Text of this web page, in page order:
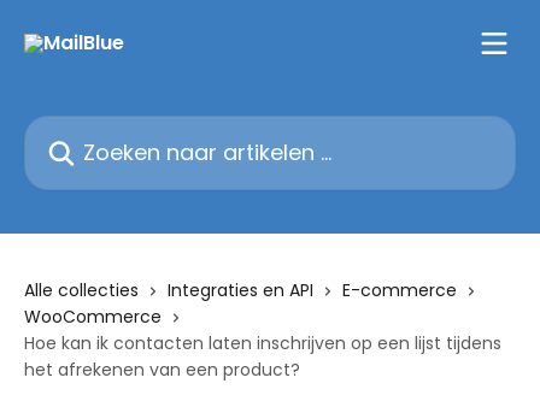
Zoeken naar artikelen ...
Alle collecties Integraties en API
E-commerce
WooCommerce
Hoe kan ik contacten laten inschrijven op een lijst tijdens
het afrekenen van een product?